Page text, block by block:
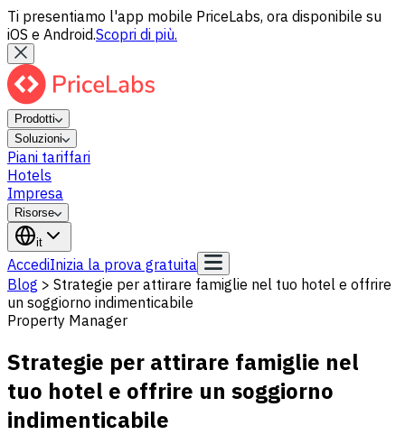
Ti presentiamo l'app mobile PriceLabs, ora disponibile su
iOS e Android.Scopri di più.
Prodotti
Soluzioni
Piani tariffari
Hotels
Impresa
Risorse
it
AccediInizia la prova gratuita
Blog > Strategie per attirare famiglie nel tuo hotel e offrire
un soggiorno indimenticabile
Property Manager
Strategie per attirare famiglie nel
tuo hotel e offrire un soggiorno
indimenticabile